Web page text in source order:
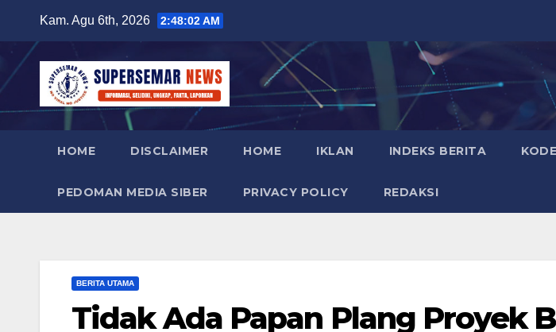
content
Kam. Agu 6th, 2026 2:48:03 AM
HOME DISCLAIMER HOME IKLAN INDEKS BERITA
PEDOMAN MEDIA SIBER PRIVACY POLICY REDAKSI
BERITA UTAMA
Tidak Ada Papan Plang Proyek